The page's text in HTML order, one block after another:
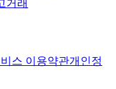
거래
스 이용약관개인정